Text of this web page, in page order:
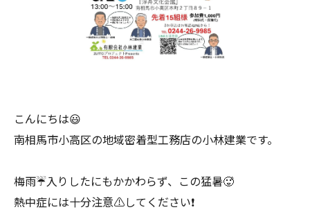
こんにちは😃
南相馬市小高区の地域密着型工務店の小林建業です。
梅雨☔️入りしたにもかかわらず、この猛暑🥵
熱中症には十分注意⚠️してください❗️